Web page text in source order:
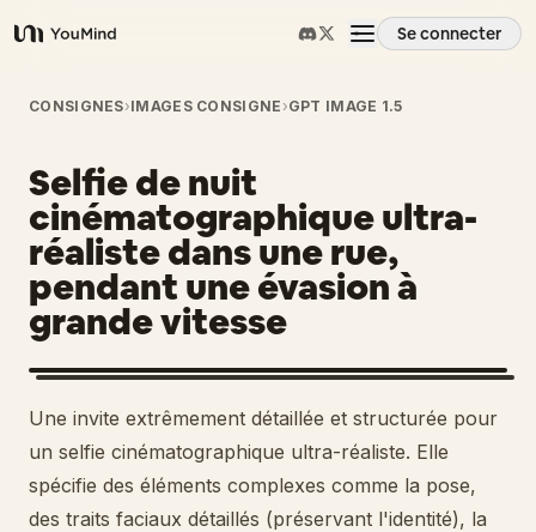
YouMind
Se connecter
Aperçu
Cas d'usage
Compétences
Invites
Tarifs
Télécharger
CONSIGNES›IMAGES CONSIGNE ›GPT IMAGE 1.5
Selfie de nuit
cinématographique ultra-
réaliste dans une rue,
pendant une évasion à
grande vitesse
Une invite extrêmement détaillée et structurée pour
un selfie cinématographique ultra-réaliste. Elle
spécifie des éléments complexes comme la pose,
des traits faciaux détaillés (préservant l'identité), la